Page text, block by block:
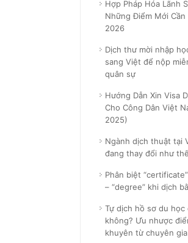
Hợp Pháp Hóa Lãnh
Những Điểm Mới Cần
2026
Dịch thư mời nhập
sang Việt để nộp
quân sự
Hướng Dẫn Xin Visa
Cho Công Dân Việt
2025)
Ngành dịch thuật tại
đang thay đổi như
Phân biệt
– “degree” khi dịch
Tự dịch hồ sơ du học
không? Ưu nhược
khuyên từ chuyên gia